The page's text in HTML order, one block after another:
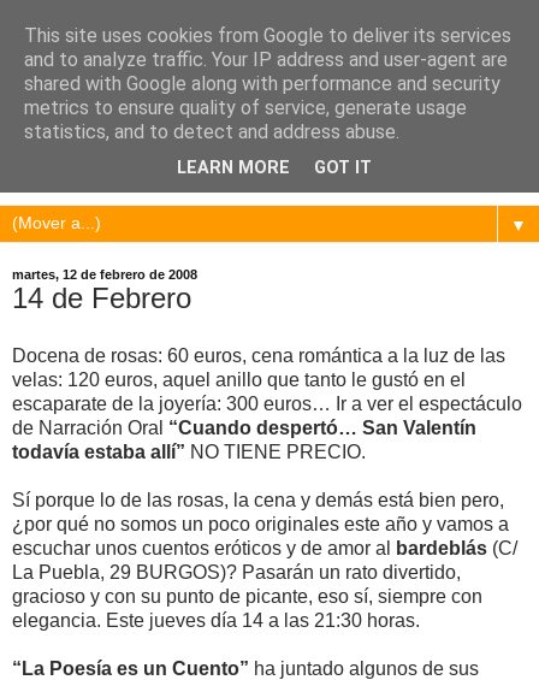
▼
martes, 12 de febrero de 2008
14 de Febrero
Docena de rosas: 60 euros, cena romántica a la luz de las
velas: 120 euros, aquel anillo que tanto le gustó en el
escaparate de la joyería: 300 euros… Ir a ver el espectáculo
de Narración Oral “Cuando despertó… San Valentín
todavía estaba allí” NO TIENE PRECIO.
Sí porque lo de las rosas, la cena y demás está bien pero,
¿por qué no somos un poco originales este año y vamos a
escuchar unos cuentos eróticos y de amor al
bardeblás (C/
La Puebla, 29 BURGOS)? Pasarán un rato divertido,
gracioso y con su punto de picante, eso sí, siempre con
elegancia. Este jueves día 14 a las 21:30 horas.
“La Poesía es un Cuento” ha juntado algunos de sus
This site uses cookies from Google to deliver its services
and to analyze traffic. Your IP address and user-agent are
shared with Google along with performance and security
metrics to ensure quality of service, generate usage
statistics, and to detect and address abuse.
LEARN MORE GOT IT